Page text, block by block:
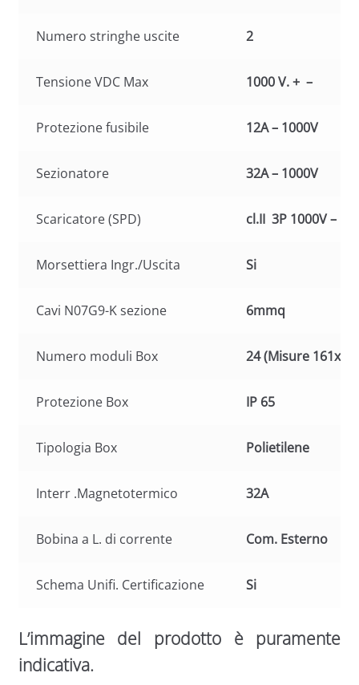
Numero stringhe uscite 2
Tensione VDC Max 1000 V. + –
Protezione fusibile 12A – 1000V
Sezionatore 32A – 1000V
Scaricatore (SPD) cl.II 3P 1000V –
Morsettiera Ingr./Uscita Si
Cavi N07G9-K sezione 6mmq
Numero moduli Box 24 (Misure
Protezione Box IP 65
Tipologia Box Polietilene
Interr .Magnetotermico 32A
Bobina a L. di corrente Com. Esterno
Schema Unifi. Certificazione Si
L’immagine del prodotto è puramente
indicativa.